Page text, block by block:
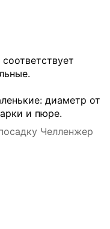
диаметр от
и пюре.
Челленжер